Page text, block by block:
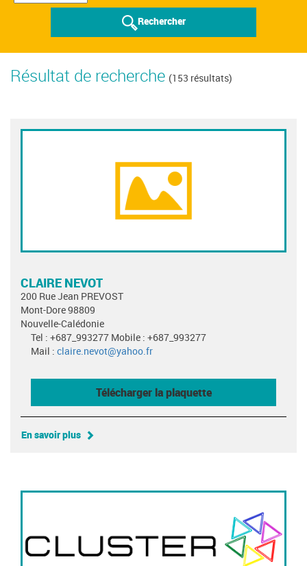
Rechercher
Résultat de recherche (153 résultats)
CLAIRE NEVOT
200 Rue Jean PREVOST
Mont-Dore 98809
Nouvelle-Calédonie
Tel : +687_993277 Mobile : +687_993277
Mail : claire.nevot@yahoo.fr
Télécharger la plaquette
En savoir plus